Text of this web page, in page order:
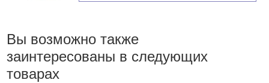
Вы возможно также
заинтересованы в следующих
товарах